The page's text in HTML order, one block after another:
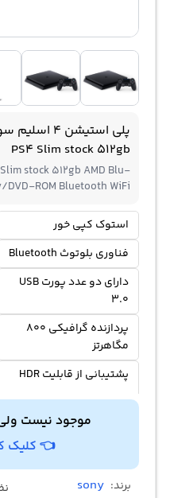
PS4 Slim stock 512gb
stock 512gb AMD‌ Blu-
DVD-ROM Bluetooth WiFi
استوک کپی خور
فناوری‌ بلوتوث Bluetooth
دارای دو عدد پورت USB
۳.۰
پردازنده گرافیکی 800
مگاهرتز
پشتیبانی از قابلیت HDR
موجود نیست
👈 کلیک
برند: sony